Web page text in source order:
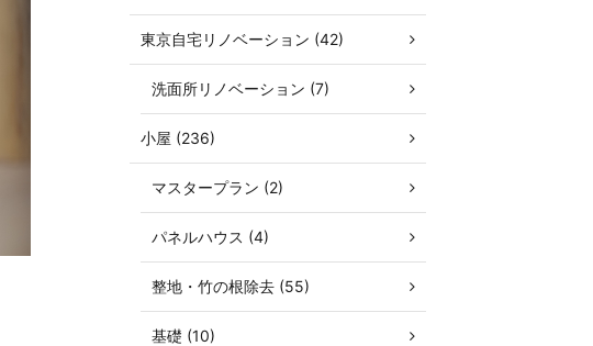
東京自宅リノベーション (42)
洗面所リノベーション (7)
小屋 (236)
マスタープラン (2)
パネルハウス (4)
整地・竹の根除去 (55)
基礎 (10)